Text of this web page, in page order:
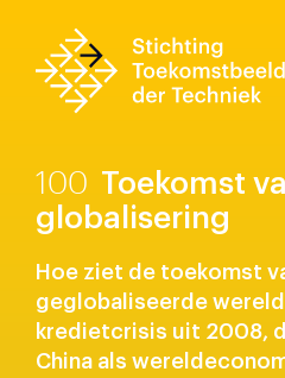
100 Toekomst
globalisering
Hoe ziet de toekomst
geglobaliseerde
kredietcrisis uit 2008,
China als